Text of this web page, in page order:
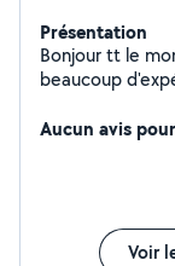
Présentation
Bonjour tt le
beaucoup
accepter des
Aucun avis
Voir